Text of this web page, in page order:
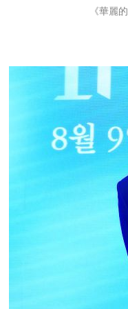
《華麗